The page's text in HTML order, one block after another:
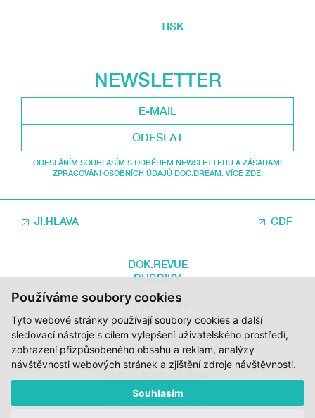
Používáme soubory cookies
Tyto webové stránky používají soubory cookies a další
sledovací nástroje s cílem vylepšení uživatelského prostředí,
zobrazení přizpůsobeného obsahu a reklam, analýzy
návštěvnosti webových stránek a zjištění zdroje návštěvnosti.
Souhlasím
TISK
NEWSLETTER
ODESLAT
ODESLÁNÍM SOUHLASÍM S ODBĚREM NEWSLETTERU A ZÁSADAMI
ZPRACOVÁNÍ OSOBNÍCH ÚDAJŮ DOC.DREAM. VÍCE ZDE.
JI.HLAVA CDF
DOK.REVUE
RUBRIKY
AUTOŘI
O DOK.REVUE
PODPOŘTE NÁS
KONTAKTY
ZA PODPORY STÁTNÍHO FONDU KINEMATOGRAFIE, KRAJE VYSOČINA A
MINISTERSTVA KULTURY ČR.